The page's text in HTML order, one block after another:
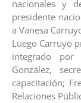
nacionales y
presidente
a Vanesa
Luego Carruyo
integrado por
González,
capacitación;
Relaciones